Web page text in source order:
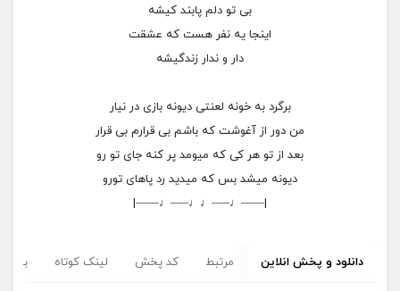
بی تو دلم پابند کیشه
اینجا یه نفر هست که عشقت
دار و ندار زندگیشه
برگرد به خونه لعنتی دیونه بازی در نیار
من دور از آغوشت که باشم بی قرارم بی قرار
بعد از تو هر کی که میومد پر کنه جای تو رو
دیونه میشد بس که میدید رد پاهای تورو
|——♩—–♩♩—–♩——|
دانلود و پخش انلاین مرتبط کد پخش لینک کوتاه